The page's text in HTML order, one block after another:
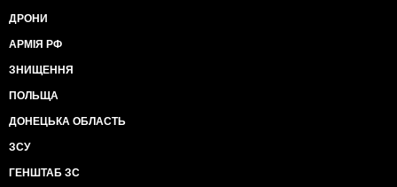
ДРОНИ
АРМІЯ РФ
ЗНИЩЕННЯ
ПОЛЬЩА
ДОНЕЦЬКА ОБЛАСТЬ
ЗСУ
ГЕНШТАБ ЗС